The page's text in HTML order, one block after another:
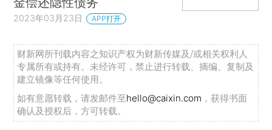
2023年03月23日 APP打开
财新网所刊载内容之知识产权为财新传媒及/或相关权利人
专属所有或持有。未经许可，禁止进行转载、摘编、复制及
建立镜像等任何使用。
如有意愿转载，请发邮件至hello@caixin.com ，获得书面
确认及授权后，方可转载。